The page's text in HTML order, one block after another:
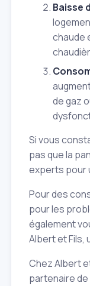
Baisse
chaude
de gaz
Si vous
pas que la
experts pour
Pour des
pour les
également
Albert et Fils,
Chez Albert
partenaire